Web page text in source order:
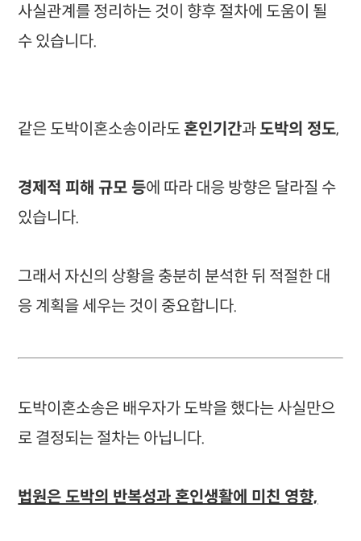
사실관계를 정리하는 것이 향후 절차에 도움이 될
수 있습니다.
같은 도박이혼소송이라도혼인기간과도박의 정도,
경제적 피해 규모 등에 따라 대응 방향은 달라질 수
있습니다.
그래서 자신의 상황을 충분히 분석한 뒤 적절한 대
응 계획을 세우는 것이 중요합니다.
도박이혼소송은 배우자가 도박을 했다는 사실만으
로 결정되는 절차는 아닙니다.
법원은 도박의 반복성과 혼인생활에 미친 영향,